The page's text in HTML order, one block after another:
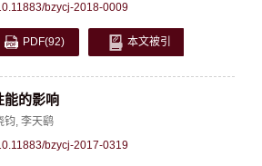
bzycj-2018-0009
PDF(92) 本文被引
能的影响
钧, 李天鹞
bzycj-2017-0319